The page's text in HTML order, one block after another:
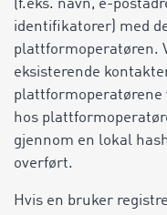
(f.eks. navn, e-
identifikatorer) med
plattformoperatøren.
eksisterende
plattformoperatørene
hos
gjennom en lokal
overført.
Hvis en bruker